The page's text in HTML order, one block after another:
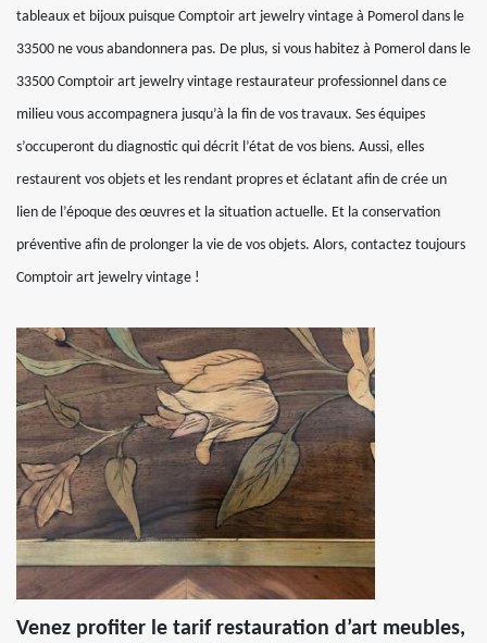
tableaux et bijoux puisque Comptoir art jewelry vintage à Pomerol dans le
33500 ne vous abandonnera pas. De plus, si vous habitez à Pomerol dans le
33500 Comptoir art jewelry vintage restaurateur professionnel dans ce
milieu vous accompagnera jusqu’à la fin de vos travaux. Ses équipes
s’occuperont du diagnostic qui décrit l’état de vos biens. Aussi, elles
restaurent vos objets et les rendant propres et éclatant afin de crée un
lien de l’époque des œuvres et la situation actuelle. Et la conservation
préventive afin de prolonger la vie de vos objets. Alors, contactez toujours
Comptoir art jewelry vintage !
Venez profiter le tarif restauration d’art meubles,